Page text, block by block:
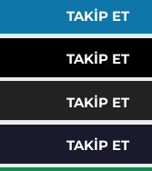
TAKIP ET
TAKIP ET
TAKIP ET
TAKIP ET